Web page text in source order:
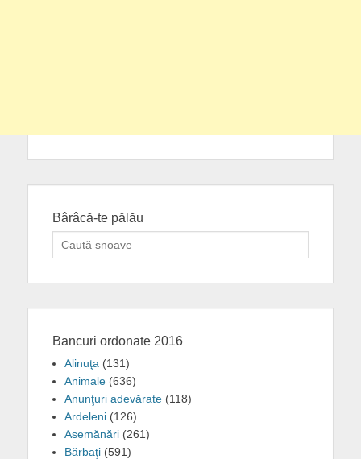
Bârâcă-te pălău
Search
for:
Bancuri ordonate 2016
Alinuţa (131)
Animale (636)
Anunţuri adevărate (118)
Ardeleni (126)
Asemănări (261)
Bărbaţi (591)